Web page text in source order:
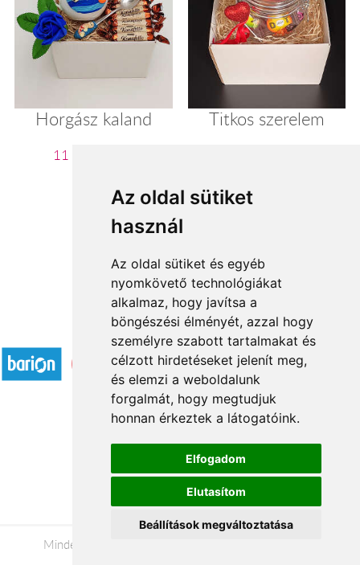
Az oldal sütiket
használ
Az oldal sütiket és egyéb
nyomkövető technológiákat
alkalmaz, hogy javítsa a
böngészési élményét, azzal hogy
személyre szabott tartalmakat és
célzott hirdetéseket jelenít meg,
és elemzi a weboldalunk
forgalmát, hogy megtudjuk
honnan érkeztek a látogatóink.
Elfogadom
Elutasítom
Beállítások megváltoztatása
Horgász kaland
11 920 Ft-tól
Titkos szerelem
2 3 ...
Elfogadott fizetési módok
Á.SZ.F.
Impresszum
Adatkezelési tájékoztató
Minden jog fenntartva © 2026 |